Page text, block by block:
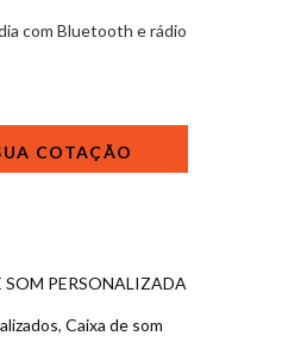
com Bluetooth e rádio
SOM PERSONALIZADA
, Caixa de som